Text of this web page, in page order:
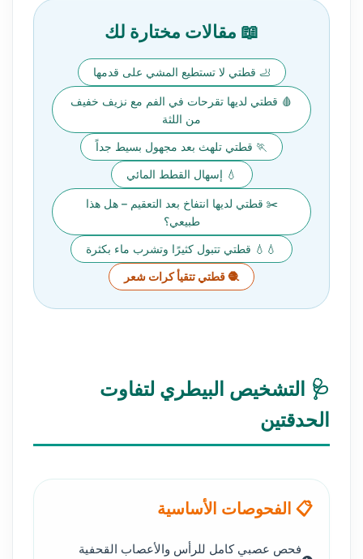
📖 مقالات مختارة لك
🦶 قطتي لا تستطيع المشي على قدمها
🩸 قطتي لديها تقرحات في الفم مع نزيف خفيف
من اللثة
🏃 قطتي تلهث بعد مجهول بسيط جداً
💧 إسهال القطط المائي
✂️ قطتي لديها انتفاخ بعد التعقيم – هل هذا
طبيعي؟
💧💧 قطتي تتبول كثيرًا وتشرب ماء بكثرة
🧶 قطتي تتقيأ كرات شعر
🩺 التشخيص البيطري لتفاوت
الحدقتين
📋 الفحوصات الأساسية
فحص عصبي كامل للرأس والأعصاب القحفية